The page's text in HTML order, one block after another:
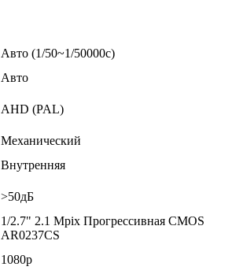
Авто (1/50~1/50000с)
Авто
AHD (PAL)
Механический
Внутренняя
>50дБ
1/2.7" 2.1 Mpix Прогрессивная CMOS
AR0237CS
1080p